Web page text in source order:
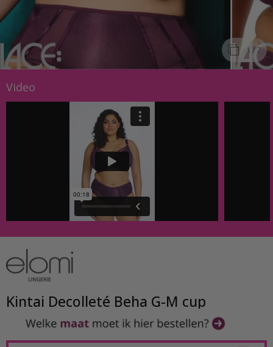
1 / 7
Video
Kintai Decolleté Beha G-M cup